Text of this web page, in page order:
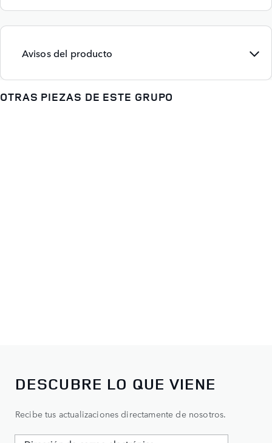
Avisos del producto
OTRAS PIEZAS DE ESTE GRUPO
DESCUBRE LO QUE VIENE
Recibe tus actualizaciones directamente de nosotros.